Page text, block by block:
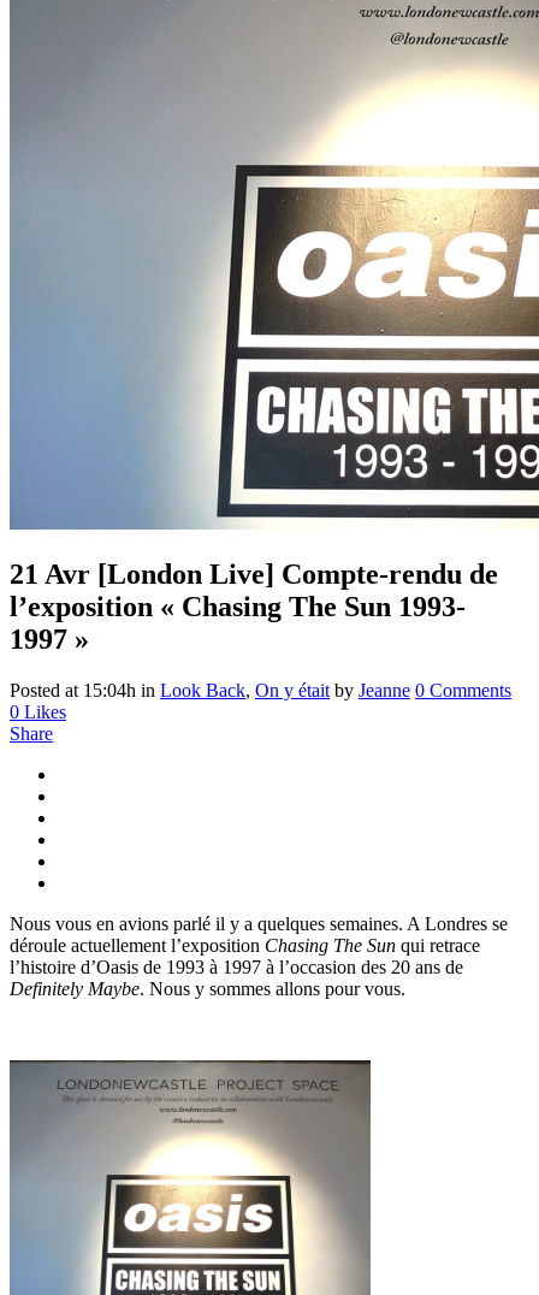
21 Avr [London Live] Compte-rendu de
l’exposition « Chasing The Sun 1993-
1997 »
Posted at 15:04h in Look Back, On y était by Jeanne 0 Comments
0 Likes
Share
Nous vous en avions parlé il y a quelques semaines. A Londres se
déroule actuellement l’exposition Chasing The Sun qui retrace
l’histoire d’Oasis de 1993 à 1997 à l’occasion des 20 ans de
Definitely Maybe. Nous y sommes allons pour vous.